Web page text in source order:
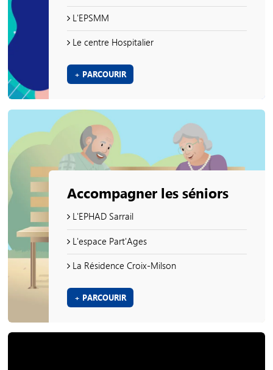
L'EPSMM
Le centre Hospitalier
+ PARCOURIR
Accompagner les séniors
L'EPHAD Sarrail
L'espace Part'Ages
La Résidence Croix-Milson
+ PARCOURIR